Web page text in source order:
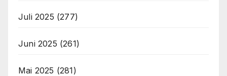
Juli 2025 (277)
Juni 2025 (261)
Mai 2025 (281)